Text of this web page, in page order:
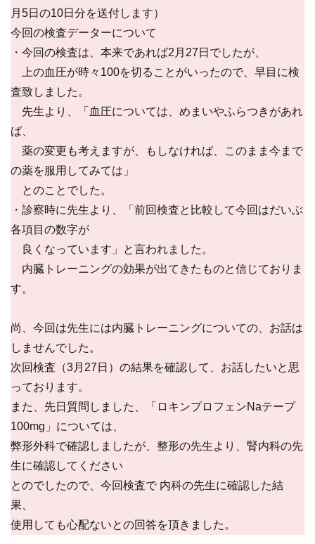
月5日の10日分を送付します）
今回の検査データーについて
・今回の検査は、本来であれば2月27日でしたが、
上の血圧が時々100を切ることがいったので、早目に検
査致しました。
先生より、「血圧については、めまいやふらつきがあれ
ば、
薬の変更も考えますが、もしなければ、このまま今まで
の薬を服用してみては」
とのことでした。
・診察時に先生より、「前回検査と比較して今回はだいぶ
各項目の数字が
良くなっています」と言われました。
内臓トレーニングの効果が出てきたものと信じておりま
す。
尚、今回は先生には内臓トレーニングについての、お話は
しませんでした。
次回検査（3月27日）の結果を確認して、お話したいと思
っております。
また、先日質問しました、「ロキンプロフェンNaテープ
100mg」については、
弊形外科で確認しましたが、整形の先生より、腎内科の先
生に確認してください
とのでしたので、今回検査で 内科の先生に確認した結
果、
使用しても心配ないとの回答を頂きました。